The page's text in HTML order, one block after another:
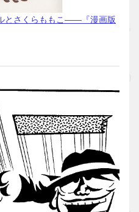
とさくらももこ――『漫画版